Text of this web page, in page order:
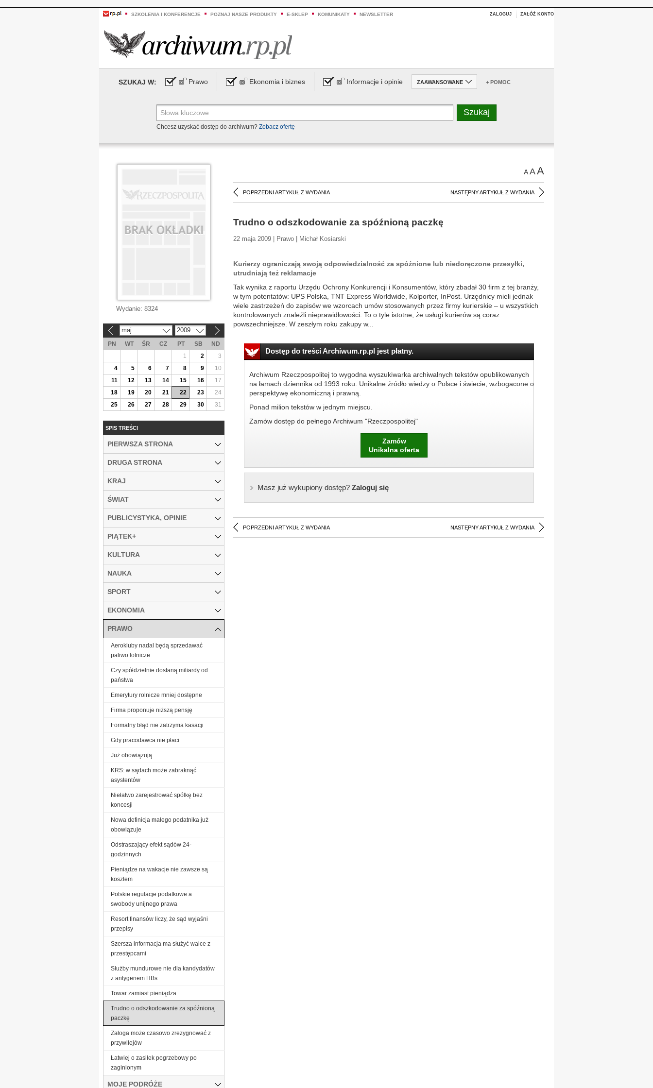
SZKOLENIA I KONFERENCJE POZNAJ NASZE PRODUKTY E-SKLEP KOMUNIKATY NEWSLETTER ZALOGUJ ZAŁÓŻ KONTO
SZUKAJ W: Prawo Ekonomia i biznes Informacje i opinie ZAAWANSOWANE + POMOC
Chcesz uzyskać dostęp do archiwum? Zobacz ofertę
AAA
POPRZEDNI ARTYKUŁ Z WYDANIA NASTĘPNY ARTYKUŁ Z WYDANIA
Trudno o odszkodowanie za spóźnioną paczkę
22 maja 2009 | Prawo | Michał Kosiarski
Kurierzy ograniczają swoją odpowiedzialność za spóźnione lub niedoręczone przesyłki,
utrudniają też reklamacje
Tak wynika z raportu Urzędu Ochrony Konkurencji i Konsumentów, który zbadał 30 firm z tej branży,
w tym potentatów: UPS Polska, TNT Express Worldwide, Kolporter, InPost. Urzędnicy mieli jednak
wiele zastrzeżeń do zapisów we wzorcach umów stosowanych przez firmy kurierskie – u wszystkich
kontrolowanych znaleźli nieprawidłowości. To o tyle istotne, że usługi kurierów są coraz
powszechniejsze. W zeszłym roku zakupy w...
Dostęp do treści Archiwum.rp.pl jest płatny.
Archiwum Rzeczpospolitej to wygodna wyszukiwarka archiwalnych tekstów opublikowanych
na łamach dziennika od 1993 roku. Unikalne źródło wiedzy o Polsce i świecie, wzbogacone o
perspektywę ekonomiczną i prawną.
Ponad milion tekstów w jednym miejscu.
Zamów dostęp do pełnego Archiwum "Rzeczpospolitej"
Zamów
Unikalna oferta
Masz już wykupiony dostęp?Zaloguj się
POPRZEDNI ARTYKUŁ Z WYDANIA NASTĘPNY ARTYKUŁ Z WYDANIA
Wydanie: 8324
maj 2009
PN WT ŚR CZ PT SB
ND
1
2
3
4
5 6 7 8 9
10
11
12 13 14 15 16
17
18
19 20 21 22 23
24
25
26 27 28 29 30 31
SPIS TREŚCI
PIERWSZA STRONA
DRUGA STRONA
KRAJ
ŚWIAT
PUBLICYSTYKA, OPINIE
PIĄTEK+
KULTURA
NAUKA
SPORT
EKONOMIA
PRAWO
Aerokluby nadal będą sprzedawać
paliwo lotnicze
Czy spółdzielnie dostaną miliardy od
państwa
Emerytury rolnicze mniej dostępne
Firma proponuje niższą pensję
Formalny błąd nie zatrzyma kasacji
Gdy pracodawca nie płaci
Już obowiązują
KRS: w sądach może zabraknąć
asystentów
Niełatwo zarejestrować spółkę bez
koncesji
Nowa definicja małego podatnika już
obowiązuje
Odstraszający efekt sądów 24-
godzinnych
Pieniądze na wakacje nie zawsze są
kosztem
Polskie regulacje podatkowe a
swobody unijnego prawa
Resort finansów liczy, że sąd wyjaśni
przepisy
Szersza informacja ma służyć walce z
przestępcami
Służby mundurowe nie dla kandydatów
z antygenem HBs
Towar zamiast pieniądza
Trudno o odszkodowanie za spóźnioną
paczkę
Załoga może czasowo zrezygnować z
przywilejów
Łatwiej o zasiłek pogrzebowy po
zaginionym
MOJE PODRÓŻE